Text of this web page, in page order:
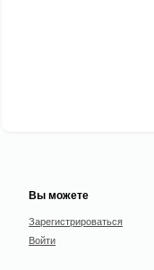
Вы можете
Зарегистрироваться
Войти